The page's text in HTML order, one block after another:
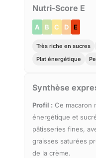
Nutri-Score E
A B C D E
Très riche en sucres
Plat énergétique
Synthèse
Profil : Ce macaron
énergétique et
pâtisseries fines,
graisses saturées
de la crème.